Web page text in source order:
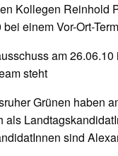
Kollegen Reinhold
einem Vor-Ort-
am
steht
Grünen haben
als
sind